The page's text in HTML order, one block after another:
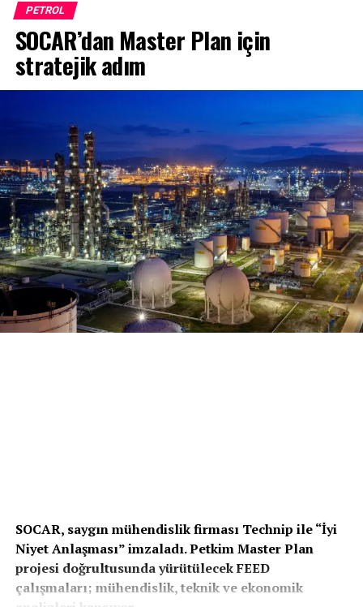
PETROL
SOCAR’dan Master Plan için
stratejik adım
SOCAR, saygın mühendislik firması Technip ile “İyi
Niyet Anlaşması” imzaladı. Petkim Master Plan
projesi doğrultusunda yürütülecek FEED
çalışmaları; mühendislik, teknik ve ekonomik